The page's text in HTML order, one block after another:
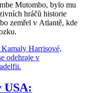
Mutombo, bylo mu
hráčů historie
zemřel v Atlantě, kde
USA: